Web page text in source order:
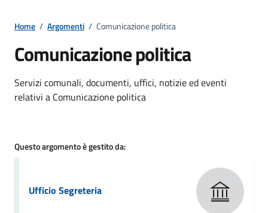
Home / Argomenti / Comunicazione politica
Comunicazione politica
Dettagli della notizia
Servizi comunali, documenti, uffici, notizie ed eventi
relativi a Comunicazione politica
Questo argomento è gestito da:
Ufficio Segreteria